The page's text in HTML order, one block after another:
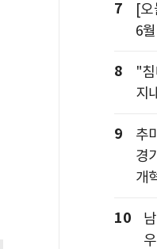
7
[오
6
8
"
지
9
추
경
개
10